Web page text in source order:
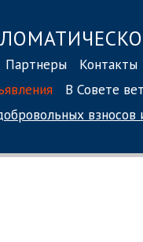
Партнеры Контакты
В Совете
взносов